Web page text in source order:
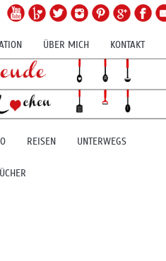
ÜBER MICH KONTAKT
REISEN UNTERWEGS